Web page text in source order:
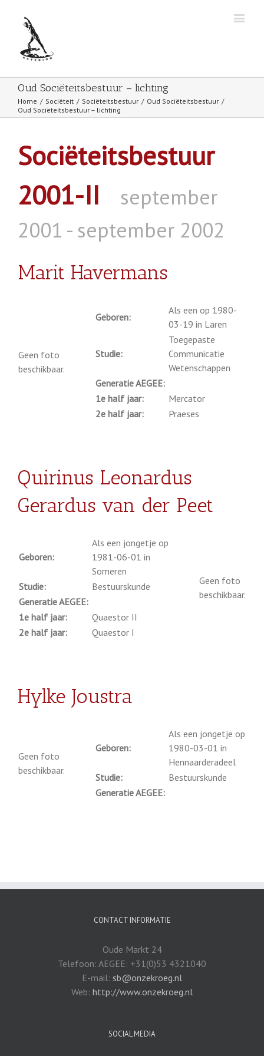
Oud Sociëteitsbestuur – lichting
Home / Sociëteit / Sociëteitsbestuur / Oud Sociëteitsbestuur /
Oud Sociëteitsbestuur – lichting
Sociëteitsbestuur
2001-II
september
2001 - september 2002
Marit Havermans
Geen foto
beschikbaar.
Geboren:
Als een op 1980-
03-19 in Laren
Studie:
Toegepaste
Communicatie
Wetenschappen
Generatie AEGEE:
1e half jaar:
Mercator
2e half jaar:
Praeses
Quirinus Leonardus
Gerardus van der Peet
Geboren:
Als een jongetje op
1981-06-01 in
Someren
Studie:
Bestuurskunde
Generatie AEGEE:
1e half jaar:
Quaestor II
2e half jaar:
Quaestor I
Geen foto
beschikbaar.
Hylke Joustra
Geen foto
beschikbaar.
Geboren:
Als een jongetje op
1980-03-01 in
Hennaarderadeel
Studie:
Bestuurskunde
Generatie AEGEE:
CONTACT INFORMATIE
Oude Markt 24
Telefoon: AEGEE: +31(0)53 4321040
E-mail: sb@onzekroeg.nl
Web: http://www.onzekroeg.nl
SOCIAL MEDIA